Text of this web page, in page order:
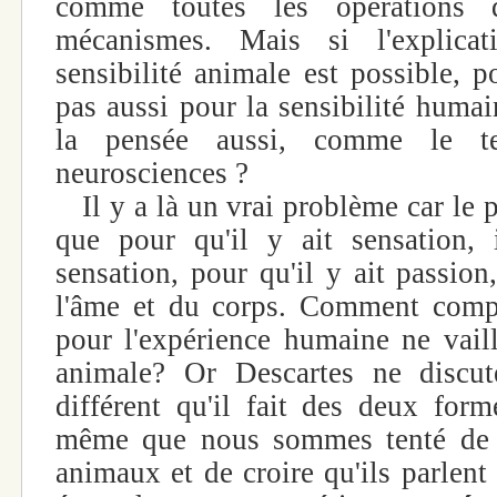
mécanismes. Mais si
sensibilité animale est possible,
pas aussi pour la sensibilité
la pensée aussi, comme le
neurosciences ?
Il y a là un vrai problème car le
que pour qu'il y ait
sensation, pour qu'il y ait
l'âme et du corps. Comment
pour l'expérience humaine ne
animale? Or Descartes ne
différent qu'il fait des deux
même que nous sommes tenté
animaux et de croire qu'ils